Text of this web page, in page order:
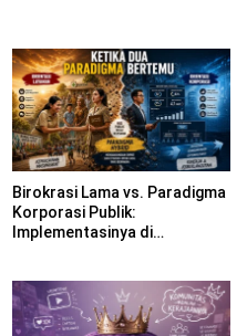
Birokrasi Lama vs. Paradigma
Korporasi Publik:
Implementasinya di